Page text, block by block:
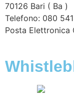
70126 Bari ( Ba )
Telefono: 080
Posta Elettronica